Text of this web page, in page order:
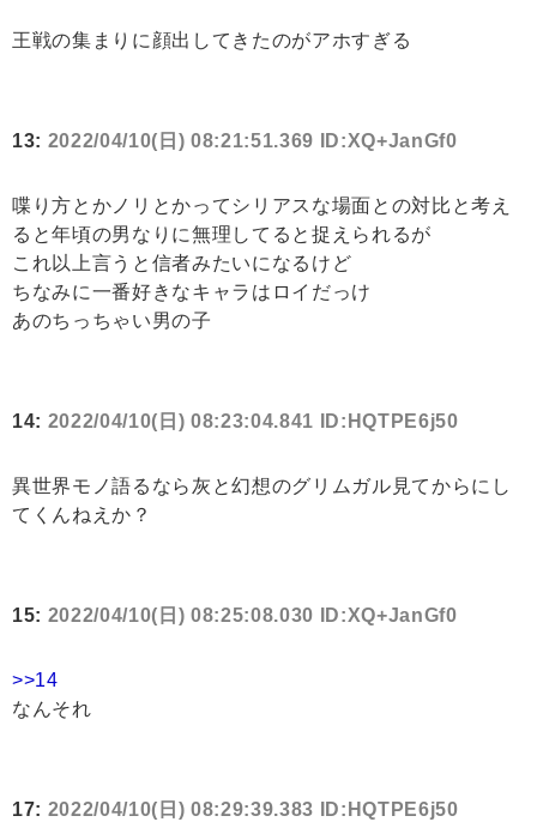
王戦の集まりに顔出してきたのがアホすぎる
13: 2022/04/10(日) 08:21:51.369 ID:XQ+JanGf0
喋り方とかノリとかってシリアスな場面との対比と考え
ると年頃の男なりに無理してると捉えられるが
これ以上言うと信者みたいになるけど
ちなみに一番好きなキャラはロイだっけ
あのちっちゃい男の子
14: 2022/04/10(日) 08:23:04.841 ID:HQTPE6j50
異世界モノ語るなら灰と幻想のグリムガル見てからにし
てくんねえか？
15: 2022/04/10(日) 08:25:08.030 ID:XQ+JanGf0
>>14
なんそれ
17: 2022/04/10(日) 08:29:39.383 ID:HQTPE6j50